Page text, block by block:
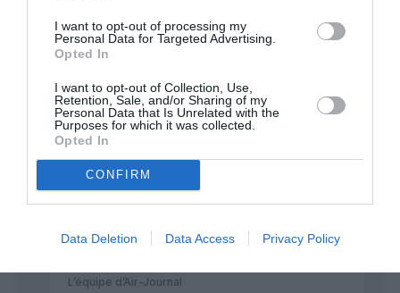
I want to opt-out of processing my
Personal Data for Targeted Advertising.
Opted In
I want to opt-out of Collection, Use,
Retention, Sale, and/or Sharing of my
Personal Data that Is Unrelated with the
Purposes for which it was collected.
Opted In
CONFIRM
Data Deletion Data Access Privacy Policy
@air journal pas d’article sur la conversation d’A350-1000 en
version 900 par air France et la confirmation qq jrs de la
https://www.air-journal.fr/2025-03-11-air-france-klm-reduit-
sa-commande-da350f-de-deux-appareils-5261536.html
Alain Nguyena commenté :
12 août 2025 - 16 h 46
Merci pour le rappel, nous allons publier
L’équipe d’Air-Journal